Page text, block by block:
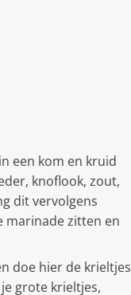
een kom en kruid
knoflook, zout,
dit vervolgens
marinade zitten en
doe hier de krieltjes
grote krieltjes,